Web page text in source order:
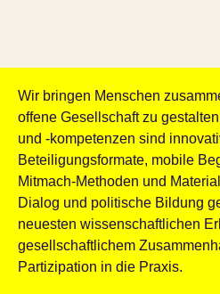
Wir bringen Menschen
offene Gesellschaft zu
und -kompetenzen sind
Beteiligungsformate, mobile
Mitmach-Methoden und
Dialog und politische Bildung
neuesten wissenschaftlichen
gesellschaftlichem
Partizipation in die Praxis.